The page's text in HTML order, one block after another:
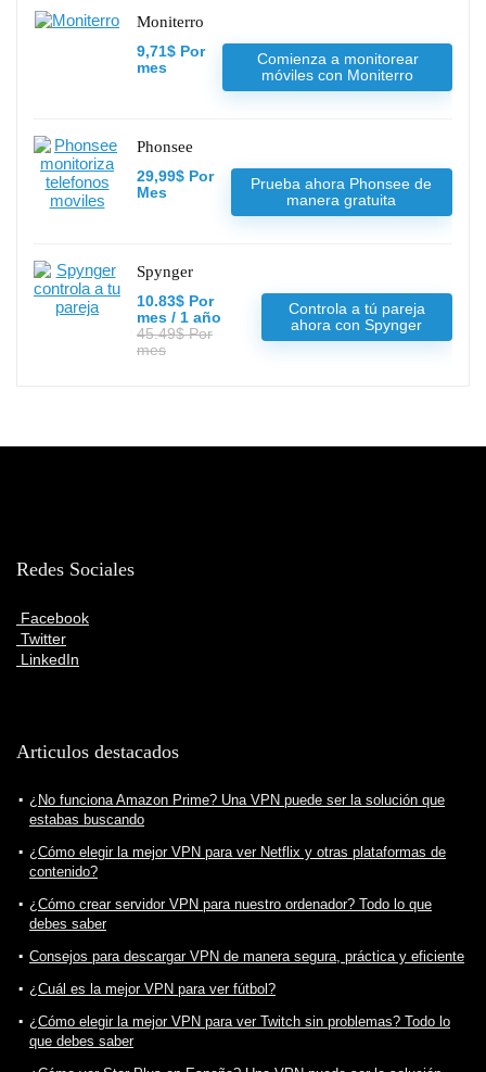
Moniterro
9,71$ Por
mes
Comienza a monitorear
móviles con Moniterro
Phonsee
29,99$ Por
Mes
Prueba ahora Phonsee de
manera gratuita
Spynger
10.83$ Por
mes / 1 año
45.49$ Por
mes
Controla a tú pareja
ahora con Spynger
Redes Sociales
Facebook
Twitter
LinkedIn
Articulos destacados
¿No funciona Amazon Prime? Una VPN puede ser la solución que
estabas buscando
¿Cómo elegir la mejor VPN para ver Netflix y otras plataformas de
contenido?
¿Cómo crear servidor VPN para nuestro ordenador? Todo lo que
debes saber
Consejos para descargar VPN de manera segura, práctica y eficiente
¿Cuál es la mejor VPN para ver fútbol?
¿Cómo elegir la mejor VPN para ver Twitch sin problemas? Todo lo
que debes saber